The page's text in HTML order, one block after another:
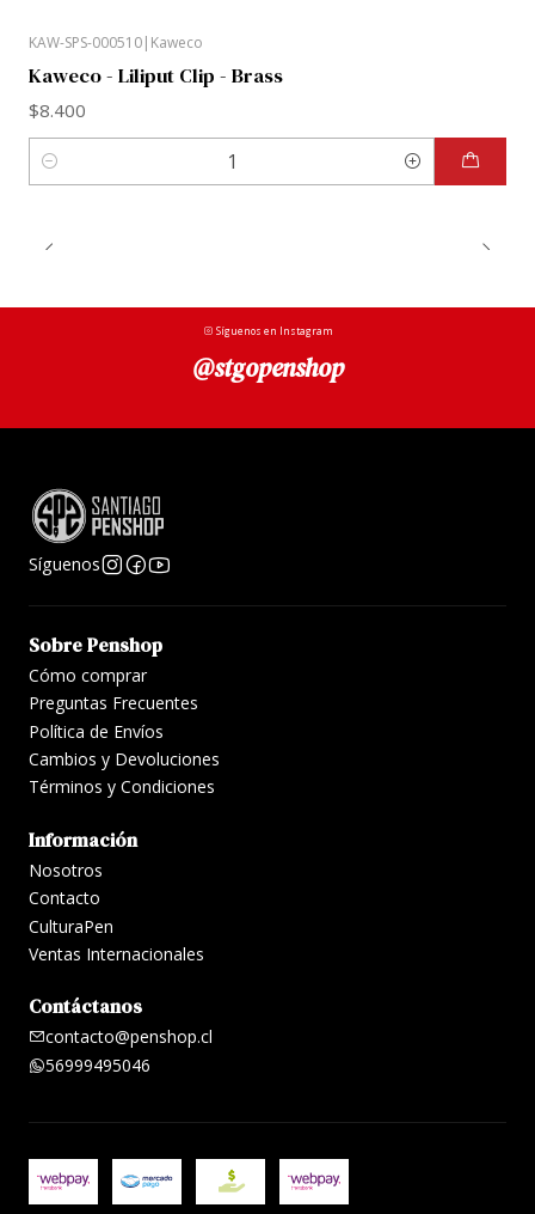
KAW-SPS-000510| Kaweco
Kaweco - Liliput Clip - Brass
$8.400
Cantidad
Síguenos en Instagram
@stgopenshop
Síguenos
Sobre Penshop
Cómo comprar
Preguntas Frecuentes
Política de Envíos
Cambios y Devoluciones
Términos y Condiciones
Información
Nosotros
Contacto
CulturaPen
Ventas Internacionales
Contáctanos
contacto@penshop.cl
56999495046